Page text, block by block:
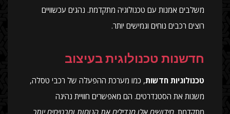
משלבים אמנות עם טכנולוגיה מתקדמת. נהגים עכשוויים
רוצים רכבים נוחים וגמישים יותר.
חדשנות טכנולוגית בעיצוב
טכנולוגיות חדשות, כמו מערכת ההפעלה של רכבי טסלה,
משנות את הסטנדרטים. הם מאפשרים חוויית נהיגה